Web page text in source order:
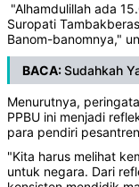
"Alhamdulillah ada
Suropati
Banom-banomnya,"
BACA:Sudahkah
Menurutnya,
PPBU ini menjadi
para pendiri
"Kita harus melihat
untuk negara. Dari